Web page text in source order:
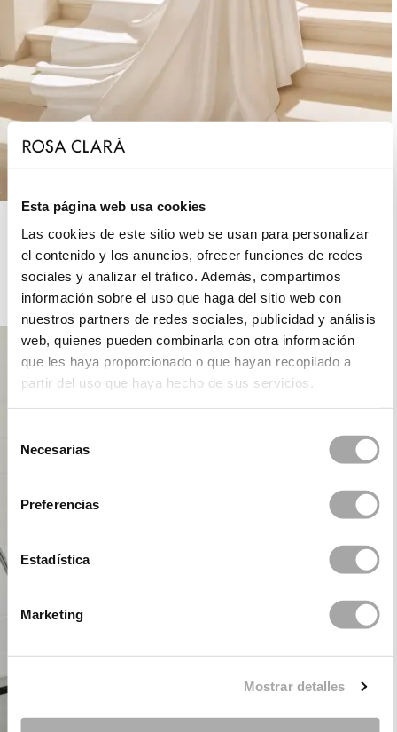
Esta página web usa cookies
Las cookies de este sitio web se usan para personalizar
el contenido y los anuncios, ofrecer funciones de redes
sociales y analizar el tráfico. Además, compartimos
información sobre el uso que haga del sitio web con
nuestros partners de redes sociales, publicidad y análisis
web, quienes pueden combinarla con otra información
que les haya proporcionado o que hayan recopilado a
partir del uso que haya hecho de sus servicios.
Necesarias
Preferencias
Estadística
Marketing
Mostrar detalles
ROSA CLARÁ DREAMS
FÊTE